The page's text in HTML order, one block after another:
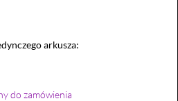
arkusza:
do zamówienia